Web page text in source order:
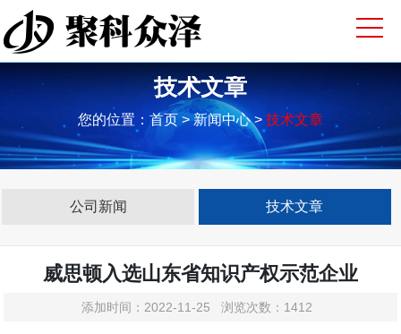
技术文章
您的位置： 首页> 新闻中心 > 技术文章
公司新闻 技术文章
威思顿入选山东省知识产权示范企业
添加时间：2022-11-25 浏览次数：1412